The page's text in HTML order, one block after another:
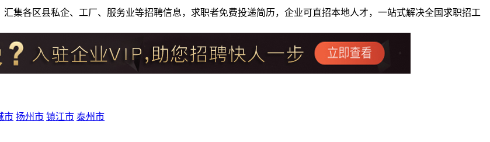
集各区县私企、工厂、服务业等招聘信息，求职者免费投递简历，企业可直招本地人才，一站式解决全国求职招工
市 扬州市 镇江市 泰州市